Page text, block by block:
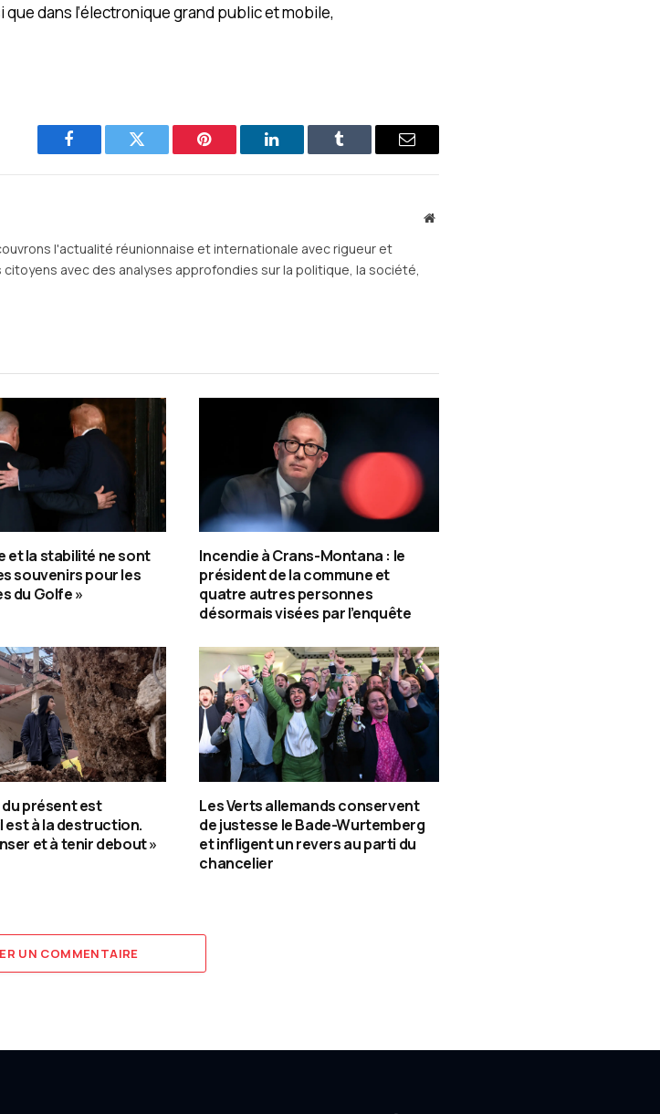
dans l’électronique grand public et mobile,
Facebook Twitter Pinterest LinkedIn Tumblr
E-
Site
l'actualité réunionnaise et internationale avec rigueur et
avec des analyses approfondies sur la politique, la société,
et la stabilité ne sont
souvenirs pour les
du Golfe »
Incendie à Crans-Montana : le
président de la commune et
quatre autres personnes
désormais visées par l’enquête
du présent est
est à la destruction.
et à tenir debout »
Les Verts allemands conservent
de justesse le Bade-Wurtemberg
et infligent un revers au parti du
chancelier
UN COMMENTAIRE